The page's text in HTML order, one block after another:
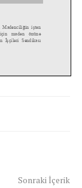
Sonraki İçerik